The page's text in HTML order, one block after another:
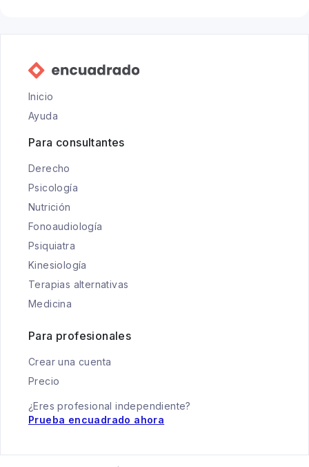
Inicio
Ayuda
Para consultantes
Derecho
Psicología
Nutrición
Fonoaudiología
Psiquiatra
Kinesiología
Terapias alternativas
Medicina
Para profesionales
Crear una cuenta
Precio
¿Eres profesional independiente?
Prueba encuadrado ahora